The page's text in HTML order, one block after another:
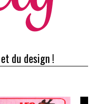
du design !